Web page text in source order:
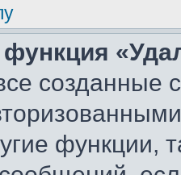
функция
созданные
функции,